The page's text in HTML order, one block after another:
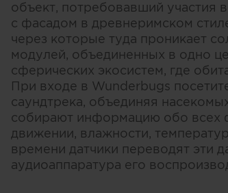
объект, потребовавший участия
с фасадом в древнеримском
через которые туда проникает
модулей, объединенных в одно
сферических экосистем, где
При входе в Wunderbugs
саундтрека, объединяя
собирают информацию обо всех
движении, влажности,
времени датчики переводят эти
аудиоаппаратура его